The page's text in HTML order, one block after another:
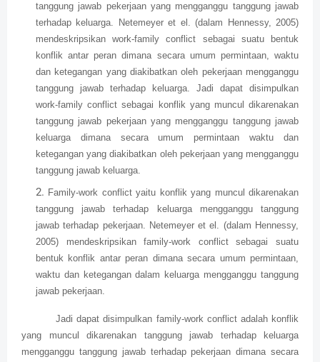
tanggung jawab pekerjaan yang mengganggu tanggung jawab
terhadap keluarga. Netemeyer et el. (dalam Hennessy, 2005)
mendeskripsikan work-family conflict sebagai suatu bentuk
konflik antar peran dimana secara umum permintaan, waktu
dan ketegangan yang diakibatkan oleh pekerjaan mengganggu
tanggung jawab terhadap keluarga. Jadi dapat disimpulkan
work-family conflict sebagai konflik yang muncul dikarenakan
tanggung jawab pekerjaan yang mengganggu tanggung jawab
keluarga dimana secara umum permintaan waktu dan
ketegangan yang diakibatkan oleh pekerjaan yang mengganggu
tanggung jawab keluarga.
Family-work conflict yaitu konflik yang muncul dikarenakan
tanggung jawab terhadap keluarga mengganggu tanggung
jawab terhadap pekerjaan. Netemeyer et el. (dalam Hennessy,
2005) mendeskripsikan family-work conflict sebagai suatu
bentuk konflik antar peran dimana secara umum permintaan,
waktu dan ketegangan dalam keluarga mengganggu tanggung
jawab pekerjaan.
Jadi dapat disimpulkan family-work conflict adalah konflik
yang muncul dikarenakan tanggung jawab terhadap keluarga
mengganggu tanggung jawab terhadap pekerjaan dimana secara